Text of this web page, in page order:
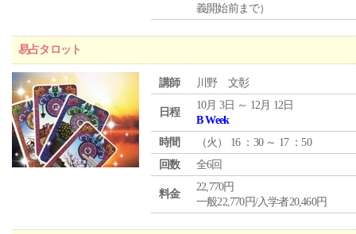
義開始前まで）
易占タロット
講師 川野 文彰
日程
10月 3日 ～ 12月 12日
B Week
時間
（火 ） 16 ：30 ～ 17 ：50
回数
全6回
料金
22,770円
一般22,770円/入学者20,460円